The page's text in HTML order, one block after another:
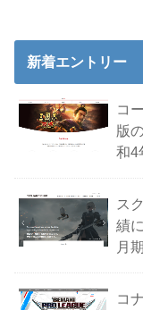
新着エントリー
コ
版
和4
ス
績
月
コ